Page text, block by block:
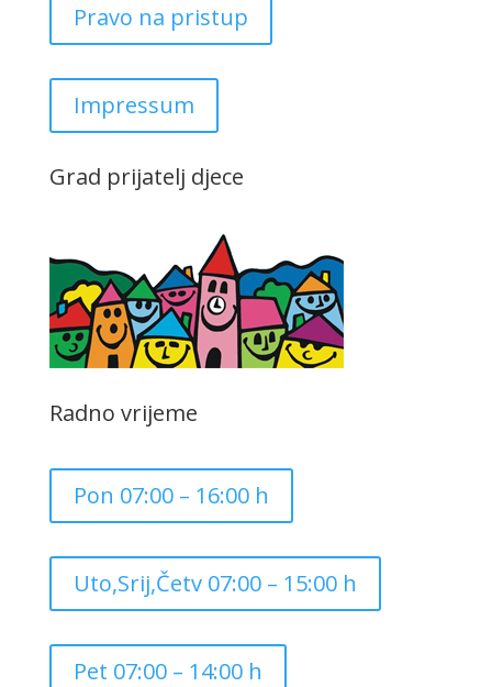
Pravo na pristup
Impressum
Grad prijatelj djece
Radno vrijeme
Pon 07:00 – 16:00 h
Uto,Srij,Četv 07:00 – 15:00 h
Pet 07:00 – 14:00 h